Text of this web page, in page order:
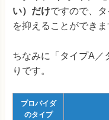
い）だけですので、
を抑えることができま
ちなみに「タイプA／
りです。
プロバイダ
のタイプ